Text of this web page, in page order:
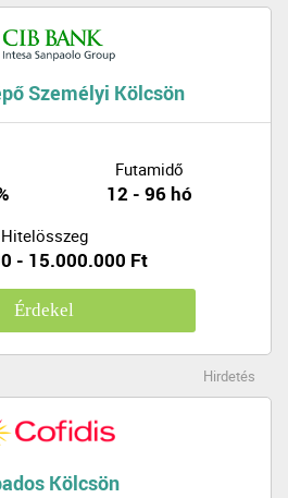
Személyi Kölcsön
Futamidő
12 - 96 hó
Hitelösszeg
- 15.000.000 Ft
Érdekel
Hirdetés
Kölcsön